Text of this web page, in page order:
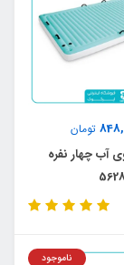
تومان
آب چهار نفره
ناموجود